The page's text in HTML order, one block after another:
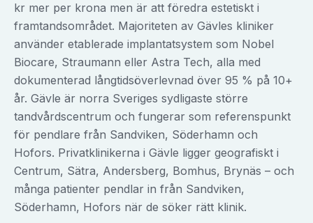
kr mer per krona men är att föredra estetiskt i
framtandsområdet. Majoriteten av Gävles kliniker
använder etablerade implantatsystem som Nobel
Biocare, Straumann eller Astra Tech, alla med
dokumenterad långtidsöverlevnad över 95 % på 10+
år. Gävle är norra Sveriges sydligaste större
tandvårdscentrum och fungerar som referenspunkt
för pendlare från Sandviken, Söderhamn och
Hofors. Privatklinikerna i Gävle ligger geografiskt i
Centrum, Sätra, Andersberg, Bomhus, Brynäs – och
många patienter pendlar in från Sandviken,
Söderhamn, Hofors när de söker rätt klinik.